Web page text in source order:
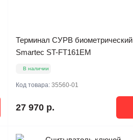
Терминал СУРВ биометрический
Smartec ST-FT161EM
В наличии
Код товара:35560-01
27 970 р.